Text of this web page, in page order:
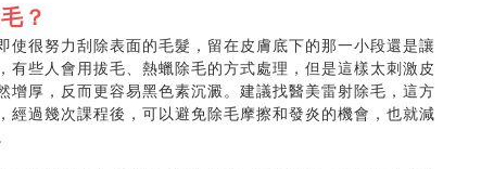
？
使很努力刮除表面的毛髮，留在皮膚底下的那一小段還是讓
有些人會用拔毛、熱蠟除毛的方式處理，但是這樣太刺激皮
增厚，反而更容易黑色素沉澱。建議找醫美雷射除毛，這方
經過幾次課程後，可以避免除毛摩擦和發炎的機會，也就減